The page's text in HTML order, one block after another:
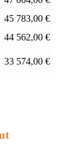
45 783,00 €
44 562,00 €
33 574,00 €